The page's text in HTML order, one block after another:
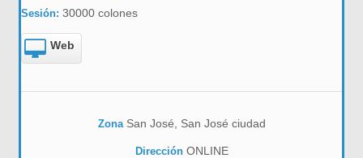
Sesión:30000 colones
Web
Zona San José, San José ciudad
DirecciónONLINE